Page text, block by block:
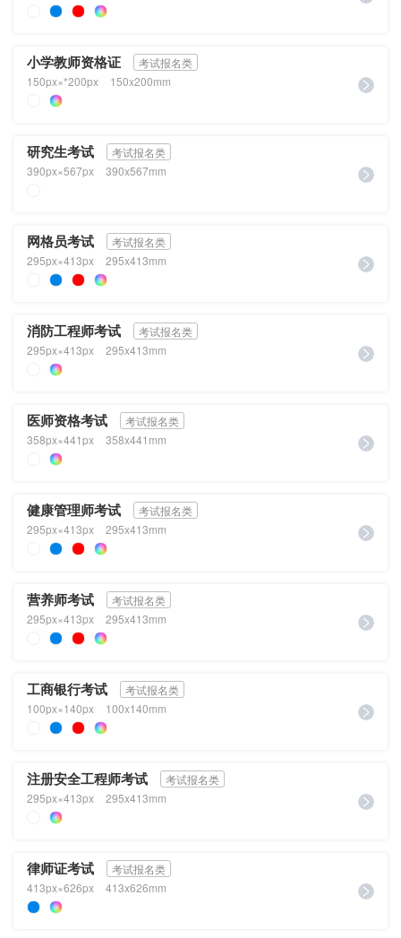
小学教师资格证
考试报名类
150px×*200px
150x200mm
研究生考试
考试报名类
390px×567px
390x567mm
网格员考试
考试报名类
295px×413px
295x413mm
消防工程师考试
考试报名类
295px×413px
295x413mm
医师资格考试
考试报名类
358px×441px
358x441mm
健康管理师考试
考试报名类
295px×413px
295x413mm
营养师考试
考试报名类
295px×413px
295x413mm
工商银行考试
考试报名类
100px×140px
100x140mm
注册安全工程师考试
考试报名类
295px×413px
295x413mm
律师证考试
考试报名类
413px×626px
413x626mm